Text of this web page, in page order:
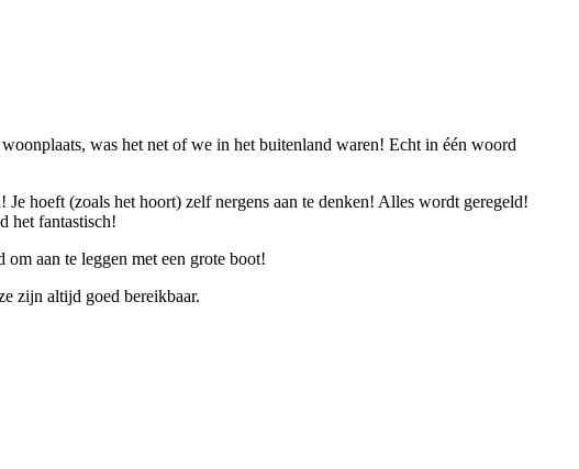
was het net of we in het buitenland waren! Echt in één woord
hoeft (zoals het hoort) zelf nergens aan te denken! Alles wordt geregeld!
het fantastisch!
aan te leggen met een grote boot!
zijn altijd goed bereikbaar.